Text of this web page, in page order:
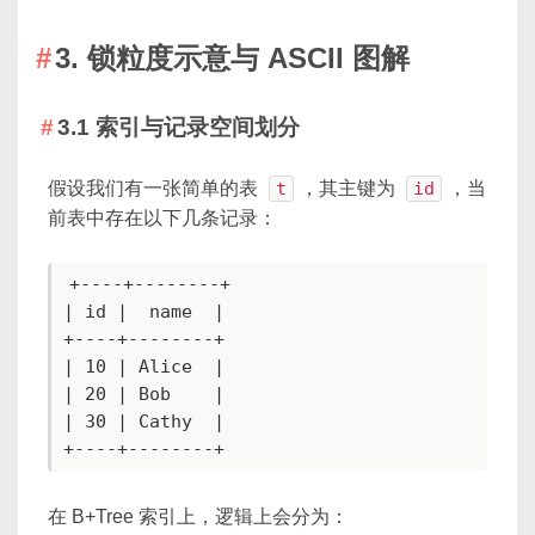
3. 锁粒度示意与 ASCII 图解
3.1 索引与记录空间划分
假设我们有一张简单的表 t ，其主键为 id
，当
前表中存在以下几条记录：
+----+--------+
| id |  name  |
+----+--------+
| 10 | Alice  |
| 20 | Bob    |
| 30 | Cathy  |
+----+--------+
在 B+Tree 索引上，逻辑上会分为：